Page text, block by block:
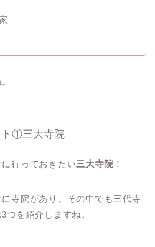
ト①三大寺院
行っておきたい三大寺院 ！
寺院があり、その中でも三代寺
つを紹介しますね。